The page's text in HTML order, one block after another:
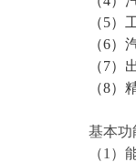
（5）
（6）
（7）
（8）
基本功
（1）